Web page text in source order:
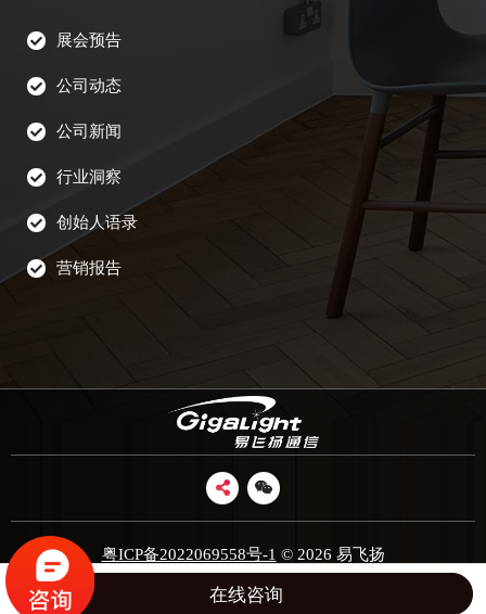
展会预告
公司动态
公司新闻
行业洞察
创始人语录
营销报告
粤ICP备2022069558号-1 © 2026 易飞扬
在线咨询